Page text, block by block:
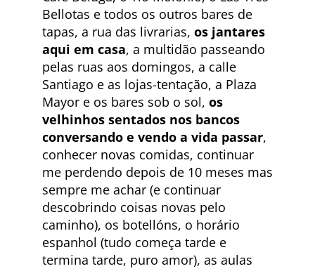
Bellotas e todos os outros bares de
tapas, a rua das livrarias, os jantares
aqui em casa, a multidão passeando
pelas ruas aos domingos, a calle
Santiago e as lojas-tentação, a Plaza
Mayor e os bares sob o sol, os
velhinhos sentados nos bancos
conversando e vendo a vida passar,
conhecer novas comidas, continuar
me perdendo depois de 10 meses mas
sempre me achar (e continuar
descobrindo coisas novas pelo
caminho), os botellóns, o horário
espanhol (tudo começa tarde e
termina tarde, puro amor), as aulas